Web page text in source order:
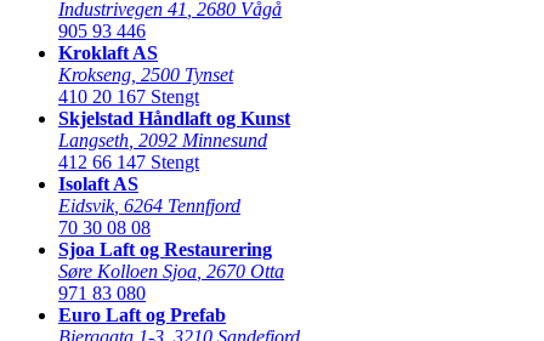
Industrivegen 41 2680 Vågå
905 93 446
Kroklaft AS
Krokseng 2500 Tynset
410 20 167 Stengt
Skjelstad Håndlaft og Kunst
Langseth 2092 Minnesund
412 66 147 Stengt
Isolaft AS
Eidsvik, 6264 Tennfjord
70 30 08 08
Sjoa Laft og Restaurering
Søre Kolloen Sjoa 2670 Otta
971 83 080
Euro Laft og Prefab
Bjerggata 1-3 3210 Sandefjord